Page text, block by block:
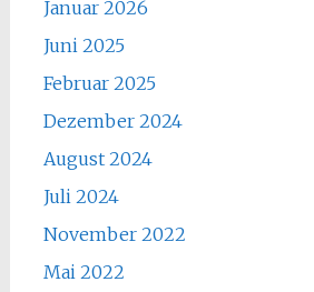
Januar 2026
Juni 2025
Februar 2025
Dezember 2024
August 2024
Juli 2024
November 2022
Mai 2022